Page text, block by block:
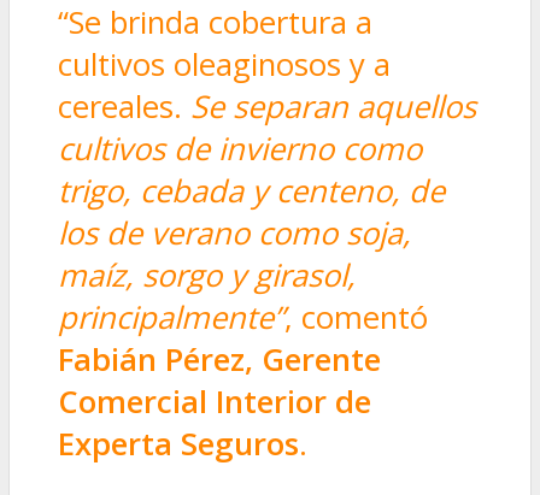
“Se brinda cobertura a
cultivos oleaginosos y a
cereales. Se separan aquellos
cultivos de invierno como
trigo, cebada y centeno, de
los de verano como soja,
maíz, sorgo y girasol,
principalmente”, comentó
Fabián Pérez, Gerente
Comercial Interior de
Experta Seguros.